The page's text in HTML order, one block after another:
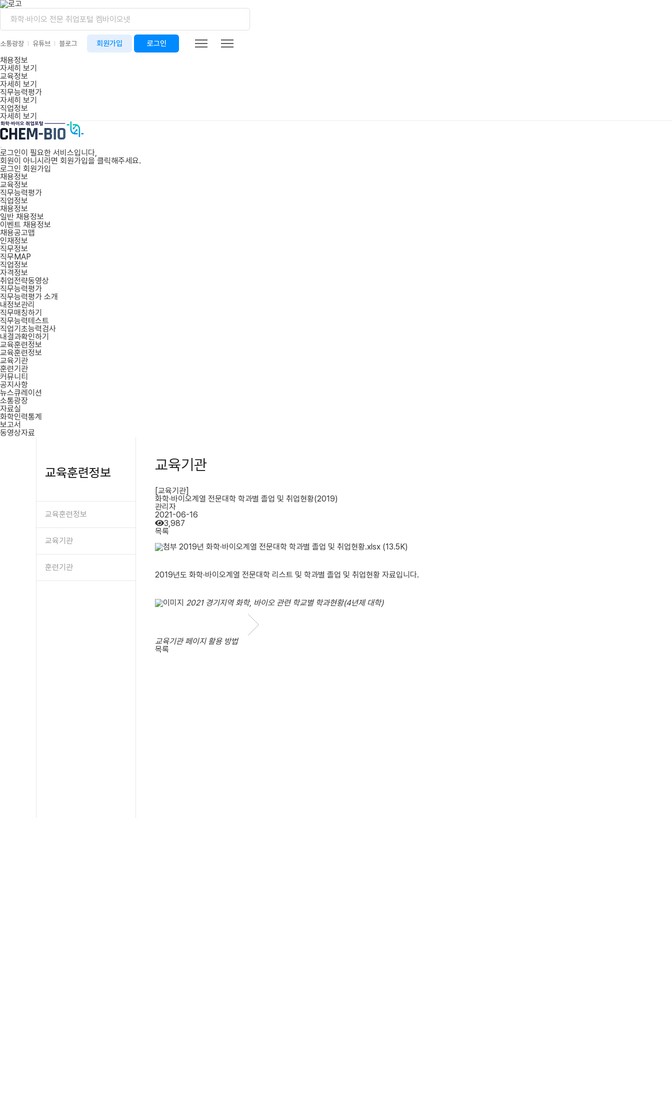
소통광장 유튜브 블로그 회원가입 로그인
채용정보
자세히 보기
교육정보
자세히 보기
직무능력평가
자세히 보기
직업정보
자세히 보기
로그인이 필요한 서비스입니다,
회원이 아니시라면 회원가입을 클릭해주세요.
로그인 회원가입
채용정보
교육정보
직무능력평가
직업정보
채용정보
일반 채용정보
이벤트 채용정보
채용공고맵
인재정보
직무정보
직무MAP
직업정보
자격정보
취업전략동영상
직무능력평가
직무능력평가 소개
내정보관리
직무매칭하기
직무능력테스트
직업기초능력검사
내결과확인하기
교육훈련정보
교육훈련정보
교육기관
훈련기관
커뮤니티
공지사항
뉴스큐레이션
소통광장
자료실
화학인력통계
보고서
동영상자료
교육훈련정보
교육훈련정보
교육기관
훈련기관
교육기관
[교육기관]
화학·바이오계열 전문대학 학과별 졸업 및 취업현황(2019)
관리자
2021-06-16
3,987
목록
2019년 화학·바이오계열 전문대학 학과별 졸업 및 취업현황.xlsx (13.5K)
2019년도 화학·바이오계열 전문대학 리스트 및 학과별 졸업 및 취업현황 자료입니다.
2021 경기지역 화학, 바이오 관련 학교별 학과현황(4년제 대학)
교육기관 페이지 활용 방법
목록